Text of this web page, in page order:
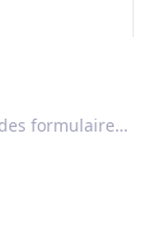
personnalisés